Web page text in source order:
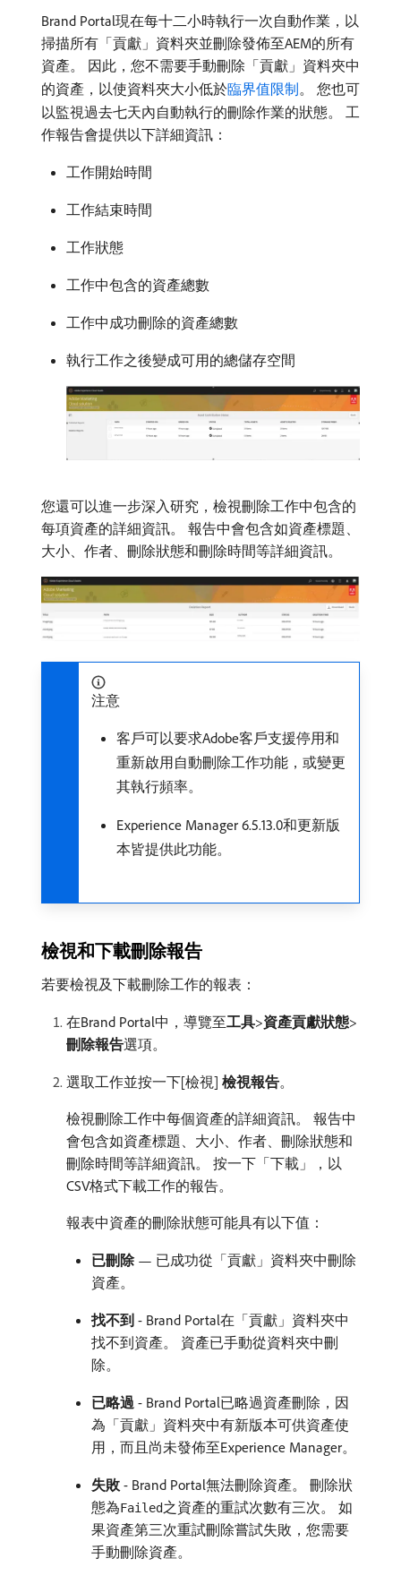
Brand Portal現在每十二小時執行一次自動作業，以
掃描所有「貢獻」資料夾並刪除發佈至AEM的所有
資產。 因此，您不需要手動刪除「貢獻」資料夾中
的資產，以使資料夾大小低於臨界值限制。 您也可
以監視過去七天內自動執行的刪除作業的狀態。 工
作報告會提供以下詳細資訊：
工作開始時間
工作結束時間
工作狀態
工作中包含的資產總數
工作中成功刪除的資產總數
執行工作之後變成可用的總儲存空間
您還可以進一步深入研究，檢視刪除工作中包含的
每項資產的詳細資訊。 報告中會包含如資產標題、
大小、作者、刪除狀態和刪除時間等詳細資訊。
注意
客戶可以要求Adobe客戶支援停用和
重新啟用自動刪除工作功能，或變更
其執行頻率。
Experience Manager 6.5.13.0和更新版
本皆提供此功能。
檢視和下載刪除報告
若要檢視及下載刪除工作的報表：
在Brand Portal中，導覽至​工具>資產貢獻狀態>
刪除報告​選項。
選取工作並按一下[檢視] 檢視報告。
檢視刪除工作中每個資產的詳細資訊。 報告中
會包含如資產標題、大小、作者、刪除狀態和
刪除時間等詳細資訊。 按一下「下載​ 」，以
CSV格式下載工作的報告。
報表中資產的刪除狀態可能具有以下值：
已刪除— 已成功從「貢獻」資料夾中刪除
資產。
找不到 - Brand Portal在「貢獻」資料夾中
找不到資產。 資產已手動從資料夾中刪
除。
已略過 - Brand Portal已略過資產刪除，因
為「貢獻」資料夾中有新版本可供資產使
用，而且尚未發佈至Experience Manager。
失敗 - Brand Portal無法刪除資產。 刪除狀
態為Failed之資產的重試次數有三次。 如
果資產第三次重試刪除嘗試失敗，您需要
手動刪除資產。